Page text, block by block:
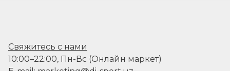
Свяжитесь с нами
10:00–22:00, Пн-Вс (Онлайн маркет)